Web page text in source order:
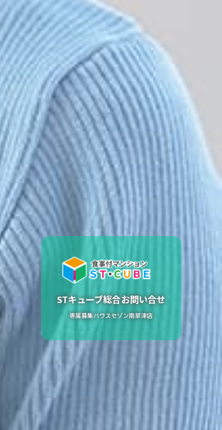
STキューブ総合お問い合せ
専属募集ハウスセゾン南草津店